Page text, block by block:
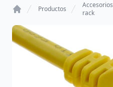
Productos
Accesorios
rack